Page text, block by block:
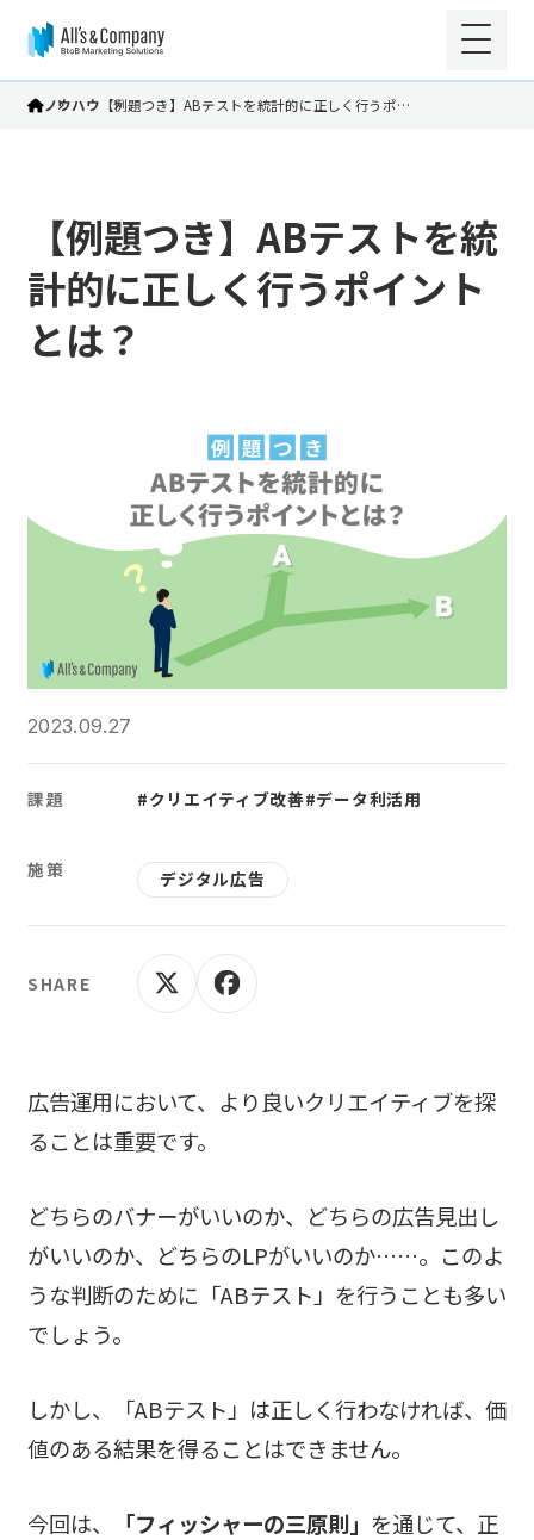
ノウハウ 【例題つき】ABテストを統計的に正しく行うポ…
【例題つき】ABテストを統
計的に正しく行うポイント
とは？
広告運用において、より良いクリエイティブを探
ることは重要です。
どちらのバナーがいいのか、どちらの広告見出し
がいいのか、どちらのLPがいいのか……。このよ
うな判断のために「ABテスト」を行うことも多い
でしょう。
しかし、「ABテスト」は正しく行わなければ、価
値のある結果を得ることはできません。
今回は、 「フィッシャーの三原則」 を通じて、正
2023.09.27
課題 #クリエイティブ改善#データ利活用
施策 デジタル広告
SHARE